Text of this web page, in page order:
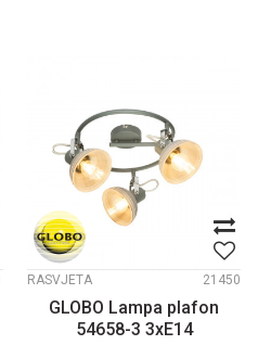
RASVJETA 21450
GLOBO Lampa plafon
54658-3 3xE14